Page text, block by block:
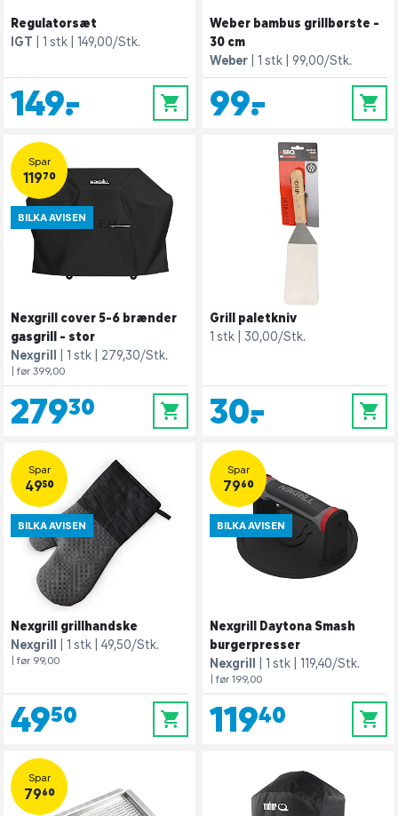
Regulatorsæt
IGT
1 stk 149,00/Stk.
149,- 0
Weber bambus grillbørste -
30 cm
Weber
1 stk 99,00/Stk.
99,- 0
Spar
119,70
BILKA AVISEN
Nexgrill cover 5-6 brænder
gasgrill - stor
Nexgrill
1 stk 279,30/Stk.
| før 399,00
279,30 0
Grill paletkniv
1 stk
30,00/Stk.
30,- 0
Spar
49,50
BILKA AVISEN
Nexgrill grillhandske
Nexgrill
1 stk 49,50/Stk.
| før 99,00
49,50 0
Spar
79,60
BILKA AVISEN
Nexgrill Daytona Smash
burgerpresser
Nexgrill
1 stk 119,40/Stk.
| før 199,00
119,40 0
Spar
79,60